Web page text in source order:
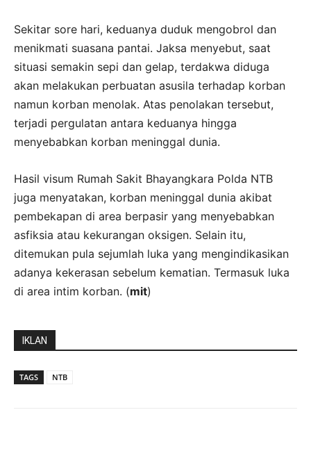
Sekitar sore hari, keduanya duduk mengobrol dan
menikmati suasana pantai. Jaksa menyebut, saat
situasi semakin sepi dan gelap, terdakwa diduga
akan melakukan perbuatan asusila terhadap korban
namun korban menolak. Atas penolakan tersebut,
terjadi pergulatan antara keduanya hingga
menyebabkan korban meninggal dunia.
Hasil visum Rumah Sakit Bhayangkara Polda NTB
juga menyatakan, korban meninggal dunia akibat
pembekapan di area berpasir yang menyebabkan
asfiksia atau kekurangan oksigen. Selain itu,
ditemukan pula sejumlah luka yang mengindikasikan
adanya kekerasan sebelum kematian. Termasuk luka
di area intim korban. (mit)
IKLAN
TAGS NTB